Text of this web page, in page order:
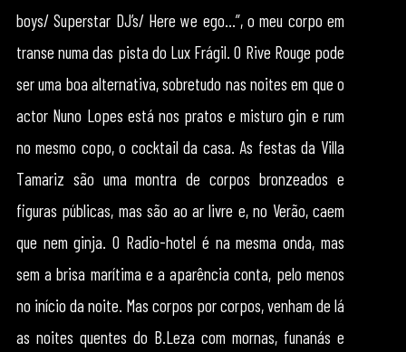
boys/ Superstar DJ’s/ Here we ego…”, o meu corpo em
transe numa das pista do Lux Frágil. O Rive Rouge pode
ser uma boa alternativa, sobretudo nas noites em que o
actor Nuno Lopes está nos pratos e misturo gin e rum
no mesmo copo, o cocktail da casa. As festas da Villa
Tamariz são uma montra de corpos bronzeados e
figuras públicas, mas são ao ar livre e, no Verão, caem
que nem ginja. O Radio-hotel é na mesma onda, mas
sem a brisa marítima e a aparência conta, pelo menos
no início da noite. Mas corpos por corpos, venham de lá
as noites quentes do B.Leza com mornas, funanás e